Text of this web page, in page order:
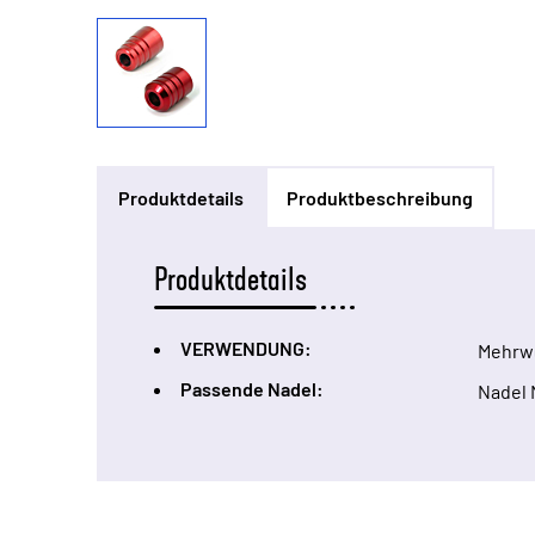
Produktdetails Produktbeschreibung
Produktdetails
VERWENDUNG:
Passende Nadel:
Nadel